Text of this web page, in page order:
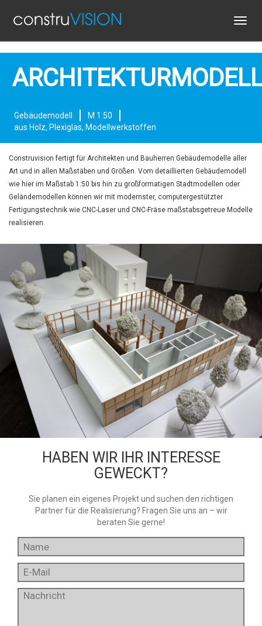
Gebäudemodell
M 1:50
aus Holz, Plexiglas, Modellwerkstoffen
Construvision fertigt für Architekten und Bauherren Gebäudemodelle aller
Art und in allen Maßstäben und Größen. Vom detaillierten Gebäudemodell
wie hier im Maßstab 1:50 bis hin zu großformatigen Stadtmodellen oder
Geländemodellen können wir mit modernster, computergestützter
Fertigungstechnik wie CNC-Laser und CNC-Fräse maßstabsgetreue Modelle
realisieren.
HABEN WIR IHR INTERESSE
GEWECKT?
Sie planen ein eigenes Projekt und suchen den richtigen
Partner für die Realisierung? Fragen Sie uns an – wir
beraten Sie gerne!